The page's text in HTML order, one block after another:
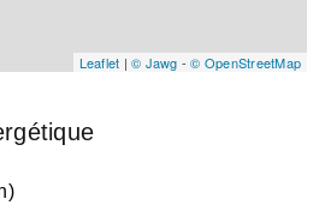
Leaflet | © Jawg -© OpenStreetMap